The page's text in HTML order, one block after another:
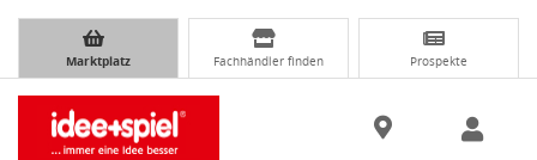
Marktplatz Fachhändler finden Prospekte